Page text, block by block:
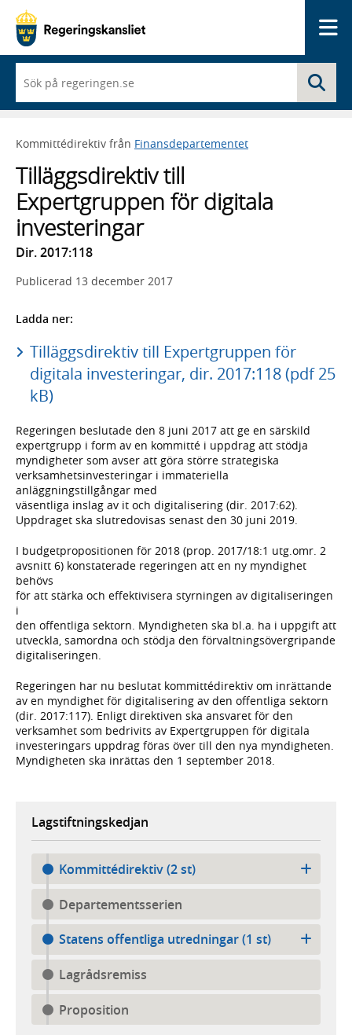
du
börjar
skriva
framträder
lista
med
sökförslag
Kommittédirektiv från Finansdepartementet
Tilläggsdirektiv till
Expertgruppen för digitala
investeringar
Dir. 2017:118
Publicerad 13 december 2017
Ladda ner:
Tilläggsdirektiv till Expertgruppen för
digitala investeringar, dir. 2017:118 (pdf 25
kB)
Regeringen beslutade den 8 juni 2017 att ge en särskild
expertgrupp i form av en kommitté i uppdrag att stödja
myndigheter som avser att göra större strategiska
verksamhetsinvesteringar i immateriella
anläggningstillgångar med
väsentliga inslag av it och digitalisering (dir. 2017:62).
Uppdraget ska slutredovisas senast den 30 juni 2019.
I budgetpropositionen för 2018 (prop. 2017/18:1 utg.omr. 2
avsnitt 6) konstaterade regeringen att en ny myndighet
behövs
för att stärka och effektivisera styrningen av digitaliseringen
i
den offentliga sektorn. Myndigheten ska bl.a. ha i uppgift att
utveckla, samordna och stödja den förvaltningsövergripande
digitaliseringen.
Regeringen har nu beslutat kommittédirektiv om inrättande
av en myndighet för digitalisering av den offentliga sektorn
(dir. 2017:117). Enligt direktiven ska ansvaret för den
verksamhet som bedrivits av Expertgruppen för digitala
investeringars uppdrag föras över till den nya myndigheten.
Myndigheten ska inrättas den 1 september 2018.
Lagstiftningskedjan
Kommittédirektiv (2 st)
Departementsserien
Statens offentliga utredningar (1 st)
Lagrådsremiss
Proposition